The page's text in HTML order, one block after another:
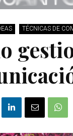
TÉCNICAS DE